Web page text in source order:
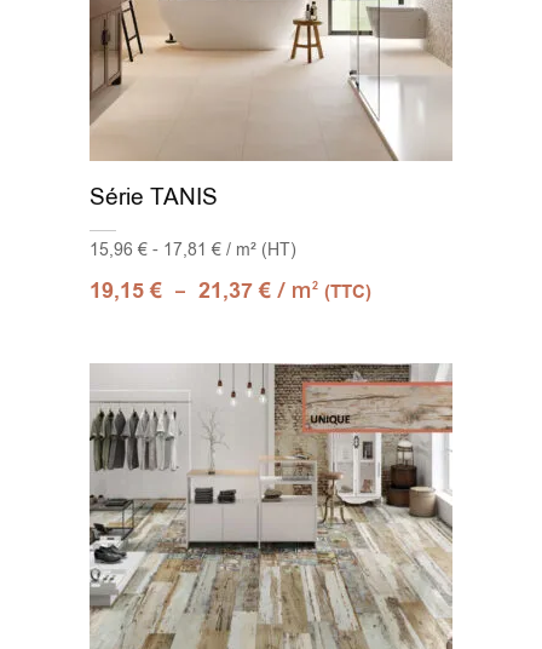
Série TANIS
15,96 € - 17,81 € / m² (HT)
19,15€ – 21,37€ / m2 (TTC)